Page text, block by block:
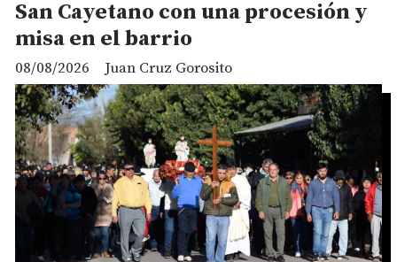
San Cayetano con una procesión y
misa en el barrio
Juan Cruz Gorosito
08/08/2026